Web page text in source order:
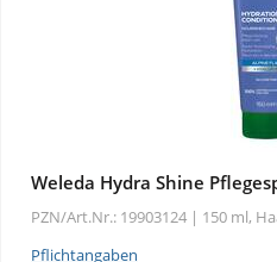
Weleda Hydra Shine
PZN/Art.Nr.: 19903124 | 150 ml,
Pflichtangaben